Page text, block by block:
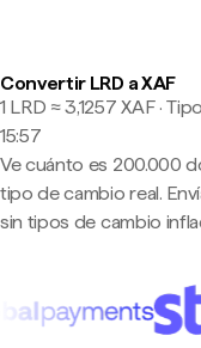
Convertir LRD a XAF
1 LRD ≈ 3,1257 XAF ·
15:57
Ve cuánto es 200.000
tipo de cambio real.
sin tipos de cambio